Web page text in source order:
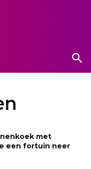
met
een fortuin neer